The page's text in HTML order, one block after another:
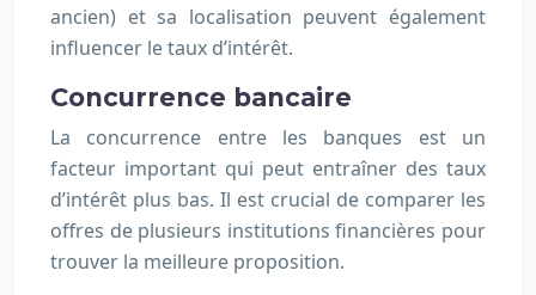
ancien) et sa localisation peuvent également
influencer le taux d’intérêt.
Concurrence bancaire
La concurrence entre les banques est un
facteur important qui peut entraîner des taux
d’intérêt plus bas. Il est crucial de comparer les
offres de plusieurs institutions financières pour
trouver la meilleure proposition.